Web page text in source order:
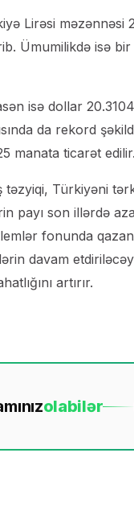
Lirəsi
Ümumilikdə isə
isə dollar
da rekord
manata ticarət edilir.
Türkiyəni
payı son illərdə
fonunda
davam
artırır.
olabilər